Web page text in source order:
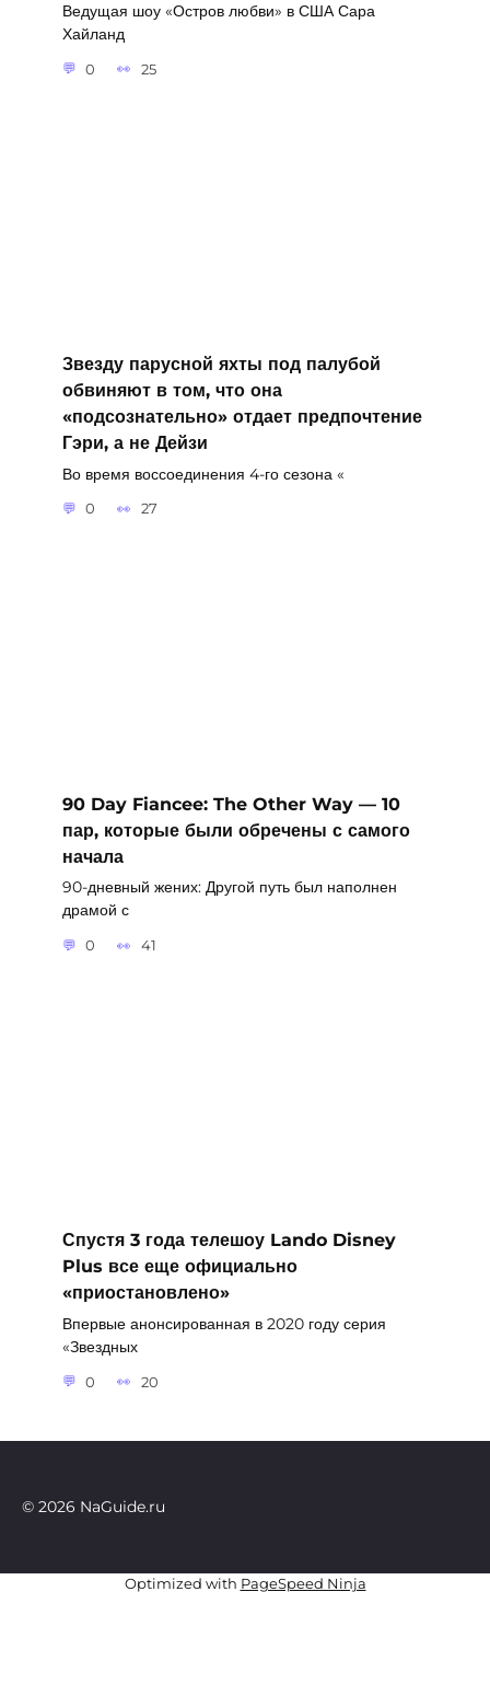
Ведущая шоу «Остров любви» в США Сара
Хайланд
0 25
Звезду парусной яхты под палубой
обвиняют в том, что она
«подсознательно» отдает предпочтение
Гэри, а не Дейзи
Во время воссоединения 4-го сезона «
0 27
90 Day Fiancee: The Other Way — 10
пар, которые были обречены с самого
начала
90-дневный жених: Другой путь был наполнен
драмой с
0 41
Спустя 3 года телешоу Lando Disney
Plus все еще официально
«приостановлено»
Впервые анонсированная в 2020 году серия
«Звездных
0 20
© 2026 NaGuide.ru
Optimized with PageSpeed Ninja